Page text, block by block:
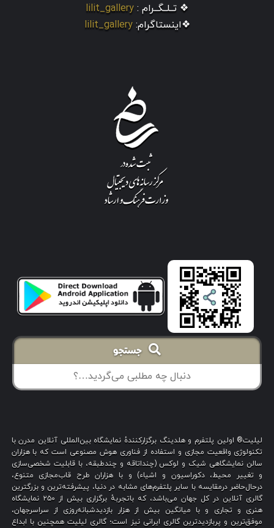
❖ تــلــگــرام : lilit_gallery
❖اینستاگرام: lilit_gallery
جستجو
لیلیت® اولین پلتفرم و هلدینگ برگزارکنندهٔ نمایشگاه بین‌المللی آنلاین مدرن با
تکنولوژی واقعیت مجازی و استفاده از فناوری هوش مصنوعی است که با هزاران
سالن نمایشگاهی شیک و لوکس (چنداتاقه و چندطبقه، با قابلیت شخصی‌سازی
و تغییر محیط، دکوراسیون و اشیاء) و با هزاران طرح قاب‌مجازی متنوع،
درحال‌حاضر درمقایسه با سایر پلتفرم‌های مشابه در دنیا، پیشرفته‌ترین و بزرگترین
گالری آنلاین در کل جهان می‌باشد، که باتجربهٔ برگزاری بیش از ۲۵۰ نمایشگاه
هنری و تجاری و با میانگین بیش از هزار بازدیدشبانه‌روزی از سراسرجهان،
موفق‌ترین و پربازدیدترین گالری ایرانی نیز است؛ گالری لیلیت همچنین با ابداع